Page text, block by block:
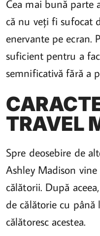
Cea mai bună parte
că nu veți fi sufocat
enervante pe ecran.
suficient pentru a
semnificativă fără a
TRAVEL
Spre deosebire de
Ashley Madison
călătorii. După
de călătorie cu
călătoresc acestea.